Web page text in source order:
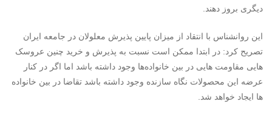
دیگری بروز دهند.
این روانشناس با انتقاد از میزان پایین پذیرش معلولان در جامعه ایران
تصریح کرد: در ابتدا ممکن است نسبت به پذیرش و خرید چنین عروسک
هایی مقاومت هایی در بین خانواده‌ها وجود داشته باشد اما اگر در کنار
عرضه این محصولات نگاه سازنده وجود داشته باشد تقاضا در بین خانواده
ها ایجاد خواهد شد.